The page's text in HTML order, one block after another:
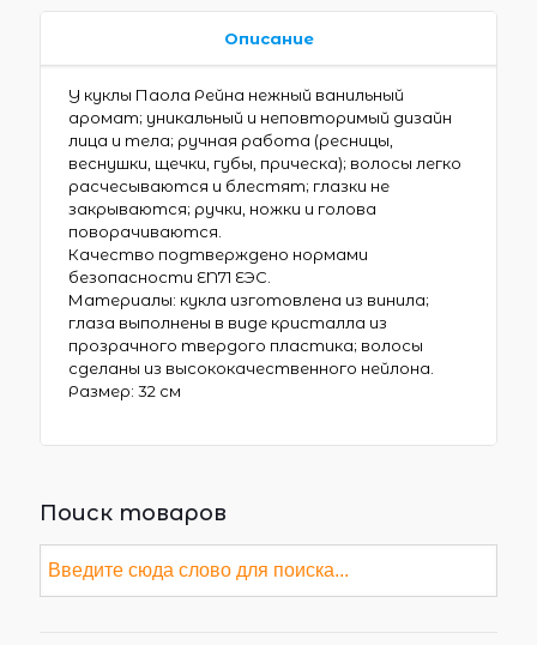
Описание
У куклы Паола Рейна нежный ванильный
аромат; уникальный и неповторимый дизайн
лица и тела; ручная работа (ресницы,
веснушки, щечки, губы, прическа); волосы легко
расчесываются и блестят; глазки не
закрываются; ручки, ножки и голова
поворачиваются.
Качество подтверждено нормами
безопасности EN71 ЕЭС.
Материалы: кукла изготовлена из винила;
глаза выполнены в виде кристалла из
прозрачного твердого пластика; волосы
сделаны из высококачественного нейлона.
Размер: 32 см
Поиск товаров